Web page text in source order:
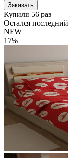
Заказать
Купили 56 раз
Остался последний
NEW
17%